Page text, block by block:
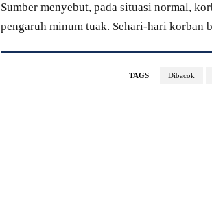
Sumber menyebut, pada situasi normal,
pengaruh minum tuak. Sehari-hari korban
TAGS Dibacok